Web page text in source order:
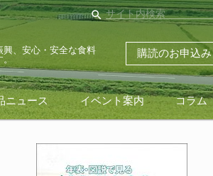
search
興、安心・安全な食料
購読のお申込み
ニュース イベント案内 コラム